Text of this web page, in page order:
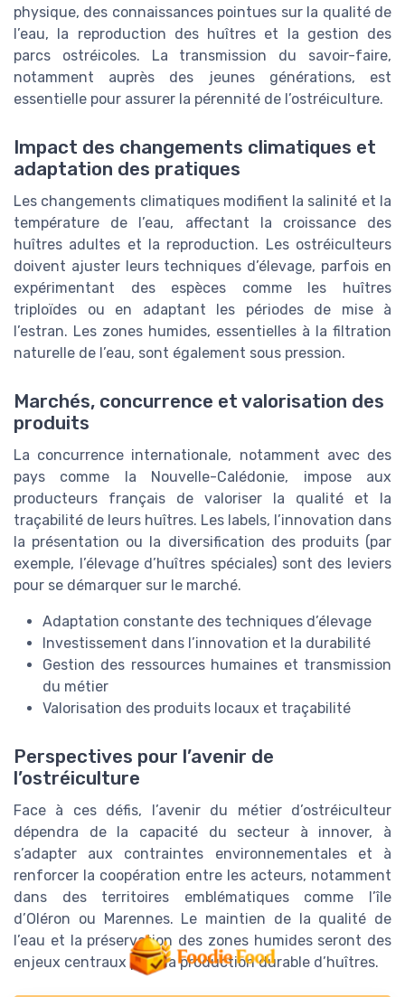
physique, des connaissances pointues sur la qualité de
l’eau, la reproduction des huîtres et la gestion des
parcs ostréicoles. La transmission du savoir-faire,
notamment auprès des jeunes générations, est
essentielle pour assurer la pérennité de l’ostréiculture.
Impact des changements climatiques et
adaptation des pratiques
Les changements climatiques modifient la salinité et la
température de l’eau, affectant la croissance des
huîtres adultes et la reproduction. Les ostréiculteurs
doivent ajuster leurs techniques d’élevage, parfois en
expérimentant des espèces comme les huîtres
triploïdes ou en adaptant les périodes de mise à
l’estran. Les zones humides, essentielles à la filtration
naturelle de l’eau, sont également sous pression.
Marchés, concurrence et valorisation des
produits
La concurrence internationale, notamment avec des
pays comme la Nouvelle-Calédonie, impose aux
producteurs français de valoriser la qualité et la
traçabilité de leurs huîtres. Les labels, l’innovation dans
la présentation ou la diversification des produits (par
exemple, l’élevage d’huîtres spéciales) sont des leviers
pour se démarquer sur le marché.
Adaptation constante des techniques d’élevage
Investissement dans l’innovation et la durabilité
Gestion des ressources humaines et transmission
du métier
Valorisation des produits locaux et traçabilité
Perspectives pour l’avenir de
l’ostréiculture
Face à ces défis, l’avenir du métier d’ostréiculteur
dépendra de la capacité du secteur à innover, à
s’adapter aux contraintes environnementales et à
renforcer la coopération entre les acteurs, notamment
dans des territoires emblématiques comme l’île
d’Oléron ou Marennes. Le maintien de la qualité de
l’eau et la préservation des zones humides seront des
enjeux centraux pour la production durable d’huîtres.